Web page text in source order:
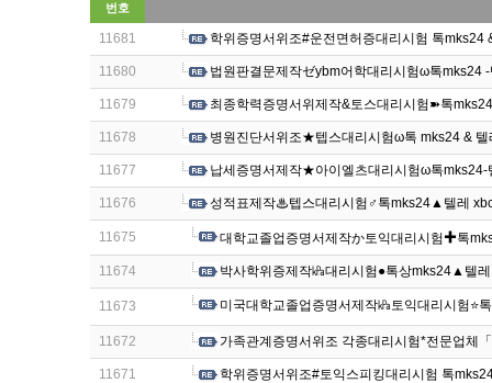
번호
11681 학위증명서위조#운전면허증대리시험 톡
11680 법원판결문제작ゼybm어학대리시험ω톡mks24
11679 최종학력증명서위제작&토스대리시험➽톡
11678 병원진단서위조★텝스대리시험ω톡 mks24 &
11677 납세증명서제작★아이엘츠대리시험ω톡
11676 성적표제작♨텝스대리시험♂톡mks24▲텔레
11675 대학교졸업증명서제작か토익대리시험✚톡
11674 박사학위증제작㎪대리시험●톡상mks24▲텔
11673 미국대학교졸업증명서제작㎪토익대리시험⭐
11672 가족관계증명서위조 각종대리시험*전문업
11671 학위증명서위조#토익스피킹대리시험 톡